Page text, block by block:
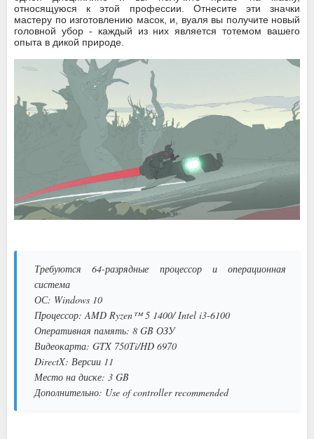
относящуюся к этой профессии. Отнесите эти значки
мастеру по изготовлению масок, и, вуаля вы получите новый
головной убор - каждый из них является тотемом вашего
опыта в дикой природе.
Требуются 64-разрядные процессор и операционная
система
ОС: Windows 10
Процессор: AMD Ryzen™ 5 1400/ Intel i3-6100
Оперативная память: 8 GB ОЗУ
Видеокарта: GTX 750Ti/HD 6970
DirectX: Версии 11
Место на диске: 3 GB
Дополнительно: Use of controller recommended